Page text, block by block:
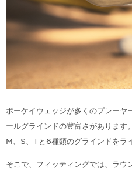
ボーケイウェッジが多くのプレーヤ
ールグラインドの豊富さがあります
M、S、Tと6種類のグラインドをラ
そこで、フィッティングでは、ラウ